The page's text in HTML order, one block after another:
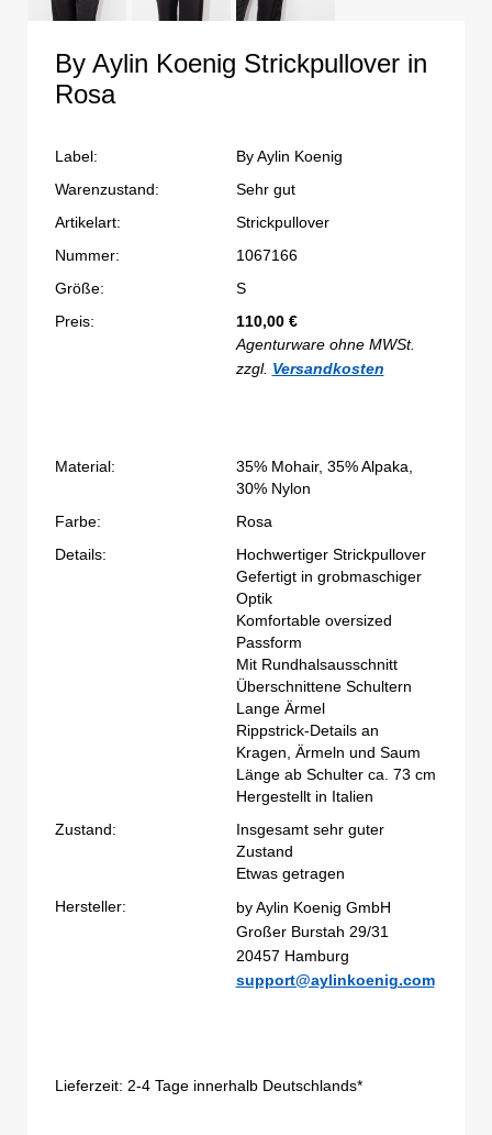
By Aylin Koenig Strickpullover in
Rosa
Label:
By Aylin Koenig
Warenzustand:
Sehr gut
Artikelart:
Strickpullover
Nummer:
1067166
Größe:
S
Preis:
110,00 €
Agenturware ohne MWSt.
zzgl. Versandkosten
Material:
35% Mohair, 35% Alpaka,
30% Nylon
Farbe:
Rosa
Details:
Hochwertiger Strickpullover
Gefertigt in grobmaschiger
Optik
Komfortable oversized
Passform
Mit Rundhalsausschnitt
Überschnittene Schultern
Lange Ärmel
Rippstrick-Details an
Kragen, Ärmeln und Saum
Länge ab Schulter ca. 73 cm
Hergestellt in Italien
Zustand:
Insgesamt sehr guter
Zustand
Etwas getragen
Hersteller:
by Aylin Koenig GmbH
Großer Burstah 29/31
20457 Hamburg
support@aylinkoenig.com
Lieferzeit: 2-4 Tage innerhalb Deutschlands*